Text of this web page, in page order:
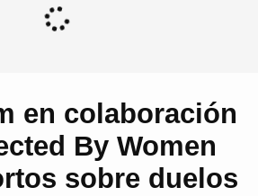
en colaboración
By Women
sobre duelos